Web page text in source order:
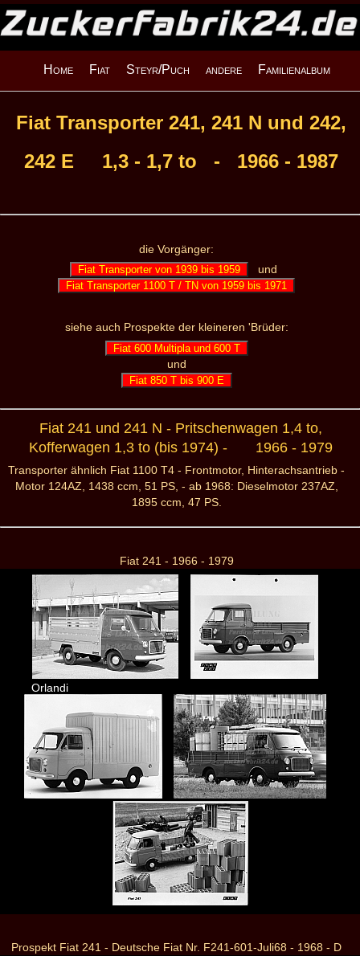
Home Fiat Steyr/Puch andere Familienalbum
Fiat Transporter 241, 241 N und 242,
242 E 1,3 - 1,7 to - 1966 - 1987
die Vorgänger:
Fiat Transporter von 1939 bis 1959 und
Fiat Transporter 1100 T / TN von 1959 bis 1971
siehe auch Prospekte der kleineren 'Brüder:
Fiat 600 Multipla und 600 T
und
Fiat 850 T bis 900 E
Fiat 241 und 241 N - Pritschenwagen 1,4 to,
Kofferwagen 1,3 to (bis 1974) - 1966 - 1979
Transporter ähnlich Fiat 1100 T4 - Frontmotor, Hinterachsantrieb -
Motor 124AZ, 1438 ccm, 51 PS, - ab 1968: Dieselmotor 237AZ,
1895 ccm, 47 PS.
Fiat 241 - 1966 - 1979
Orlandi
Prospekt Fiat 241 - Deutsche Fiat Nr. F241-601-Juli68 - 1968 - D